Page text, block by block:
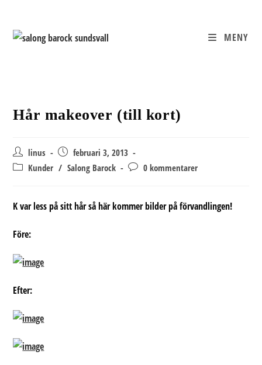
innehållet
MENY
Hår makeover (till kort)
Inläggsförfattare:
linus
Inlägget
publicerat:
februari 3, 2013
Inläggskategori:
Kunder / Salong Barock
Kommentarer
0 kommentarer
K var less på sitt hår så här kommer bilder på förvandlingen!
Före:
Efter: